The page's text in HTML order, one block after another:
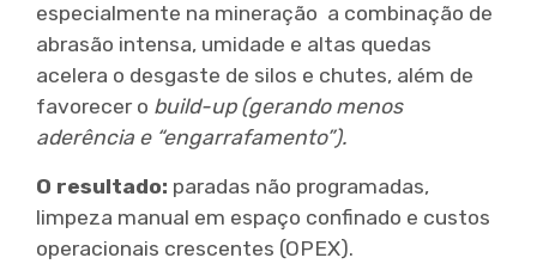
especialmente na mineração a combinação de
abrasão intensa, umidade e altas quedas
acelera o desgaste de silos e chutes, além de
favorecer o build-up (gerando menos
aderência e “engarrafamento”).
O resultado: paradas não programadas,
limpeza manual em espaço confinado e custos
operacionais crescentes (OPEX).